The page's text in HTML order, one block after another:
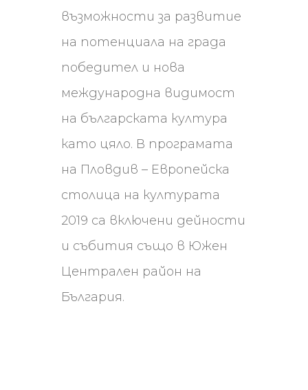
възможности за развитие
на потенциала на града
победител и нова
международна видимост
на българската култура
като цяло. В програмата
на Пловдив – Европейска
столица на културата
2019 са включени дейности
и събития също в Южен
Централен район на
България.